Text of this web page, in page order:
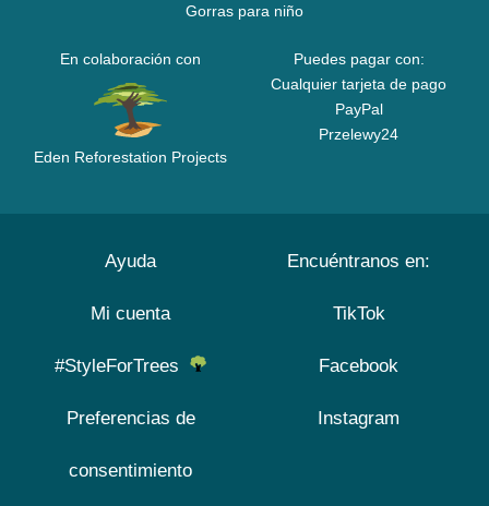
Gorras para niño
En colaboración con
Eden Reforestation Projects
Puedes pagar con:
Cualquier tarjeta de pago
PayPal
Przelewy24
Ayuda
Mi cuenta
#StyleForTrees
Preferencias de
consentimiento
Encuéntranos en:
TikTok
Facebook
Instagram